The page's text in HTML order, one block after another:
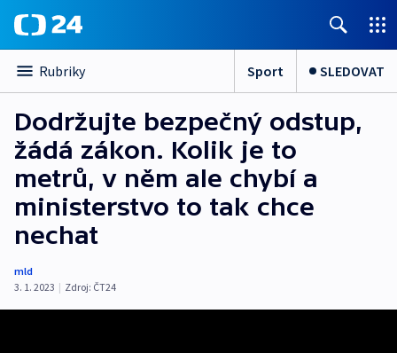
Rubriky Sport SLEDOVAT
Dodržujte bezpečný odstup,
žádá zákon. Kolik je to
metrů, v něm ale chybí a
ministerstvo to tak chce
nechat
mld
3. 1. 2023 | Zdroj: ČT24